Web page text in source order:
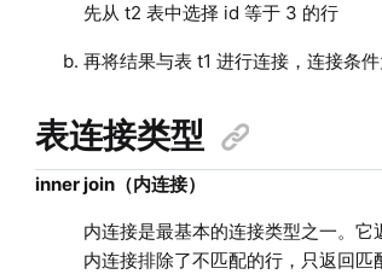
先从 t2 表中选择 id 等于 3 的行
再将结果与表 t1 进行连接，连接条
表连接类型
inner join（内连接）
内连接是最基本的连接类型之一。它
内连接排除了不匹配的行，只返回匹